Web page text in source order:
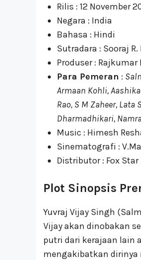
Rilis : 12 November
Negara : India
Bahasa : Hindi
Sutradara : Sooraj
Produser :
Para Pemeran :
Armaan Kohli,
Rao, S M Zaheer,
Dharmadhikari,
Music : Himesh
Sinematografi :
Distributor : Fox
Plot Sinopsis
Yuvraj Vijay Singh
Vijay akan dinobakan
putri dari kerajaan lain
mengakibatkan dirinya